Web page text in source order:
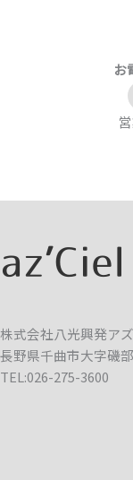
お
株式会社八光興発ア
長野県千曲市大字磯
TEL:026-275-3600